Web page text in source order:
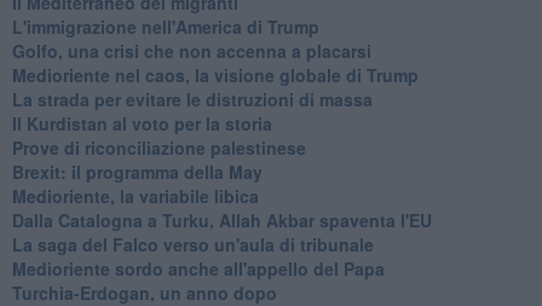
L'immigrazione nell'America di Trump
Golfo, una crisi che non accenna a placarsi
Medioriente nel caos, la visione globale di Trump
La strada per evitare le distruzioni di massa
Il Kurdistan al voto per la storia
Prove di riconciliazione palestinese
Brexit: il programma della May
Medioriente, la variabile libica
Dalla Catalogna a Turku, Allah Akbar spaventa l'EU
La saga del Falco verso un'aula di tribunale
Medioriente sordo anche all'appello del Papa
Turchia-Erdogan, un anno dopo